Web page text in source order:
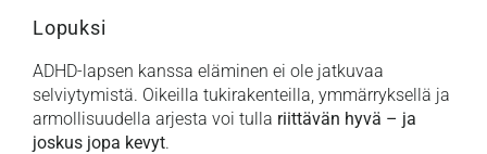
Lopuksi
ADHD-lapsen kanssa eläminen ei ole jatkuvaa
selviytymistä. Oikeilla tukirakenteilla, ymmärryksellä ja
armollisuudella arjesta voi tulla riittävän hyvä – ja
joskus jopa kevyt.